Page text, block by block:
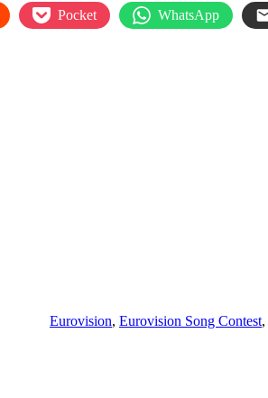
Pocket WhatsApp
Eurovision, Eurovision Song Contest,